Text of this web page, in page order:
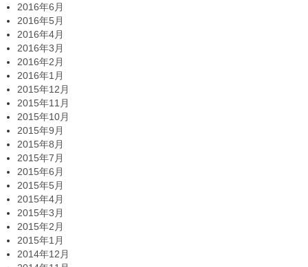
2016年6月
2016年5月
2016年4月
2016年3月
2016年2月
2016年1月
2015年12月
2015年11月
2015年10月
2015年9月
2015年8月
2015年7月
2015年6月
2015年5月
2015年4月
2015年3月
2015年2月
2015年1月
2014年12月